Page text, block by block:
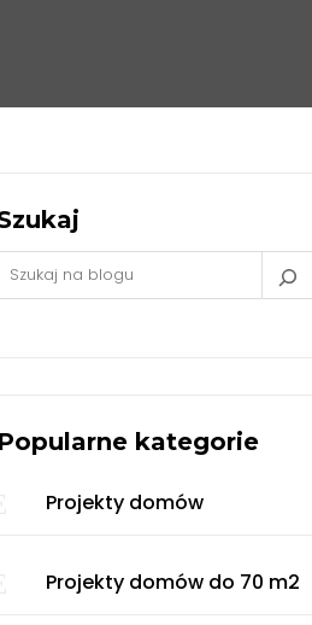
Popularne kategorie
Projekty domów
Projekty domów do 70 m2